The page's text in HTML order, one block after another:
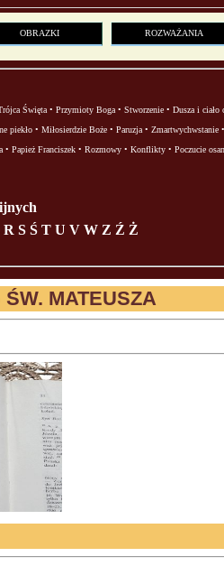
OBRAZKI ROZWAŻANIA
Święta • Przymioty Boga • Stworzenie • Dusza i ciało
piekło• Miłosierdzie Boże• Paruzja• Zmartwychwstanie•
• Papież Franciszek• Rozmowy• Konflikty• Poczucie
R S Ś T U V W Z Ź Ż
MATEUSZA